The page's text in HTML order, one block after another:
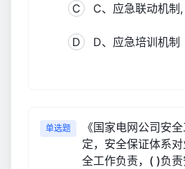
C C、应急联动机制,
D D、应急培训机制
单选题
《国家电网公司安
定，安全保证体系
全工作负责，( )负